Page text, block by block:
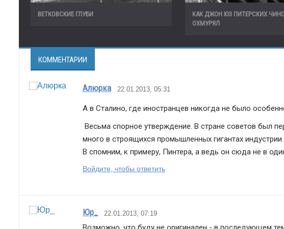
ВЕТКОВСКИЕ ГЛУБИ
КАК ДЖОН ЮЗ ПИТЕРСКИХ
ОХМУРЯЛ
КОММЕНТАРИИ
Алюрка 22.01.2013, 05:31
А в Сталино, где иностранцев никогда не было
много в строящихся промышленных гигантах
В спомним, к примеру, Пинтера, а ведь он сюда не в
Войдите, чтобы ответить
Юр_ 22.01.2013, 07:19